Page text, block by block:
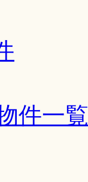
件一覧